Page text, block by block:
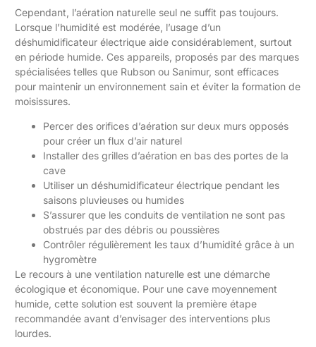
Cependant, l’aération naturelle seul ne suffit pas toujours.
Lorsque l’humidité est modérée, l’usage d’un
déshumidificateur électrique aide considérablement, surtout
en période humide. Ces appareils, proposés par des marques
spécialisées telles que Rubson ou Sanimur, sont efficaces
pour maintenir un environnement sain et éviter la formation de
moisissures.
Percer des orifices d’aération sur deux murs opposés
pour créer un flux d’air naturel
Installer des grilles d’aération en bas des portes de la
cave
Utiliser un déshumidificateur électrique pendant les
saisons pluvieuses ou humides
S’assurer que les conduits de ventilation ne sont pas
obstrués par des débris ou poussières
Contrôler régulièrement les taux d’humidité grâce à un
hygromètre
Le recours à une ventilation naturelle est une démarche
écologique et économique. Pour une cave moyennement
humide, cette solution est souvent la première étape
recommandée avant d’envisager des interventions plus
lourdes.